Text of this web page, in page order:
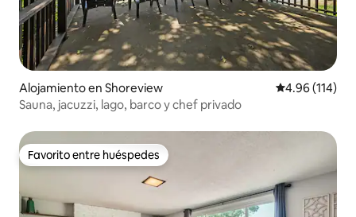
Alojamiento en Shoreview Calificación
4.96 (114)
Sauna, jacuzzi, lago, barco y chef privado
Favorito entre huéspedes
Favorito entre huéspedes